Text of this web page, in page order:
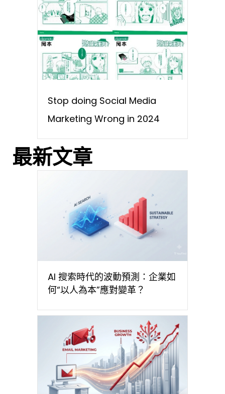
Stop doing Social Media
Marketing Wrong in 2024
最新文章
AI 搜索時代的波動預測：企業如
何“以人為本”應對變革？